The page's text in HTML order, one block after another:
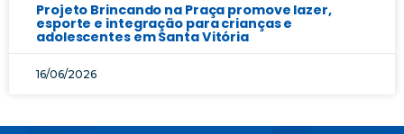
Projeto Brincando na Praça promove lazer,
esporte e integração para crianças e
adolescentes em Santa Vitória
16/06/2026